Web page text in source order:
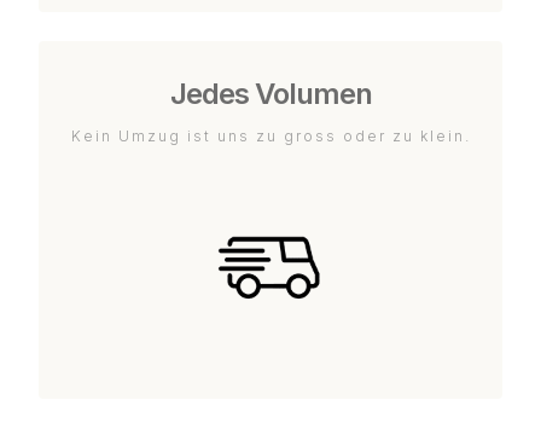
Jedes Volumen
Kein Umzug ist uns zu gross oder zu klein.